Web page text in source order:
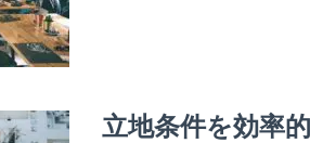
立地条件を効率